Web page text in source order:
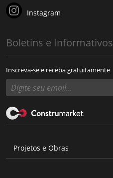
Instagram
Boletins e Informativos
Inscreva-se e receba gratuitamente
Projetos e Obras